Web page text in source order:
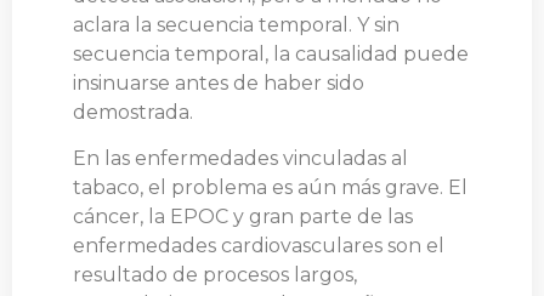
aclara la secuencia temporal. Y sin
secuencia temporal, la causalidad puede
insinuarse antes de haber sido
demostrada.
En las enfermedades vinculadas al
tabaco, el problema es aún más grave. El
cáncer, la EPOC y gran parte de las
enfermedades cardiovasculares son el
resultado de procesos largos,